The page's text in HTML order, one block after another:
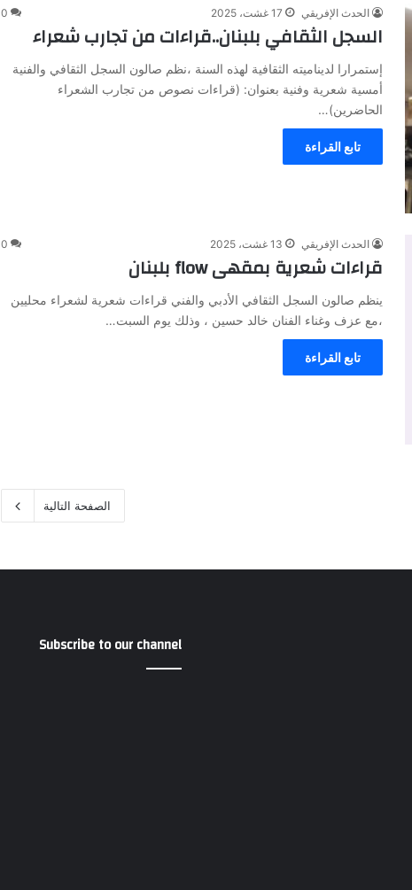
الحدث الإفريقي 17 غشت، 2025 0
السجل الثقافي بلبنان..قراءات من تجارب شعراء
إستمرارا لديناميته الثقافية لهذه السنة ،نظم صالون السجل الثقافي والفنية
أمسية شعرية وفنية بعنوان: (قراءات نصوص من تجارب الشعراء
الحاضرين)…
تابع القراءة
الحدث الإفريقي 13 غشت، 2025 0
قراءات شعرية بمقهى flow بلبنان
ينظم صالون السجل الثقافي الأدبي والفني قراءات شعرية لشعراء محليين
،مع عزف وغناء الفنان خالد حسين ، وذلك يوم السبت…
تابع القراءة
الصفحة التالية
Subscribe to our channel